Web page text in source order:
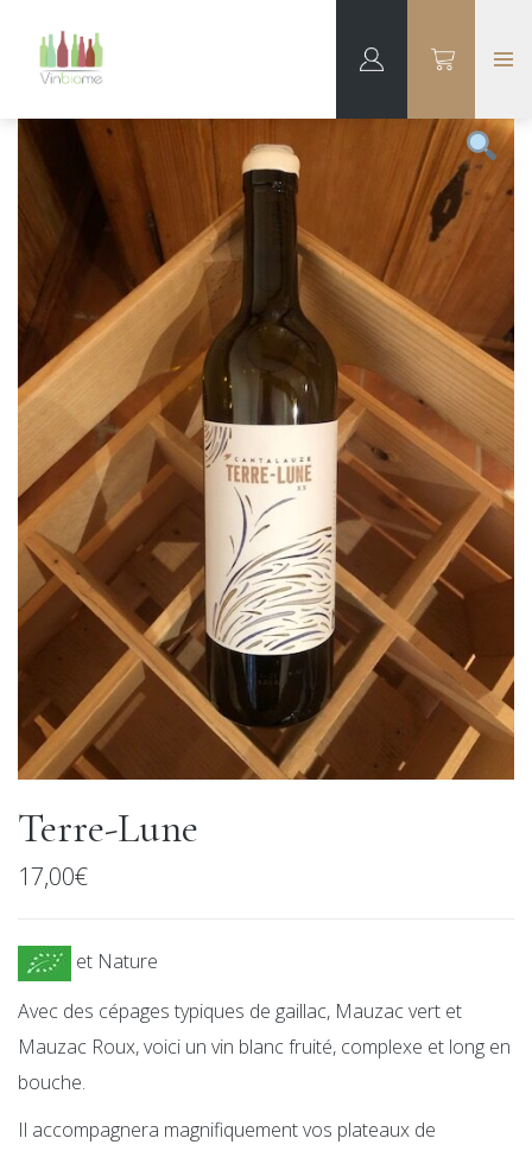
Terre-Lune
17,00€
et Nature
Avec des cépages typiques de gaillac, Mauzac vert et
Mauzac Roux, voici un vin blanc fruité, complexe et long en
bouche.
Il accompagnera magnifiquement vos plateaux de